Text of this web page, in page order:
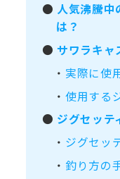
● 人気沸騰中
は？
● サワラキャ
・ 実際に使
・使用する
● ジグセッテ
・ ジグセッ
・ 釣り方の